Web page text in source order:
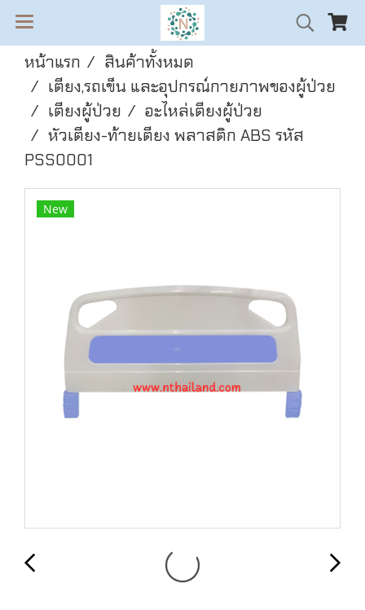
หน้าแรก
สินค้าทั้งหมด
เตียง,รถเข็น และอุปกรณ์กายภาพของผู้ป่วย
เตียงผู้ป่วย
อะไหล่เตียงผู้ป่วย
หัวเตียง-ท้ายเตียง พลาสติก ABS รหัส
PSS0001
New